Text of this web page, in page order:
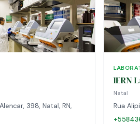
398, Natal, RN,
IERN
Natal
Rua